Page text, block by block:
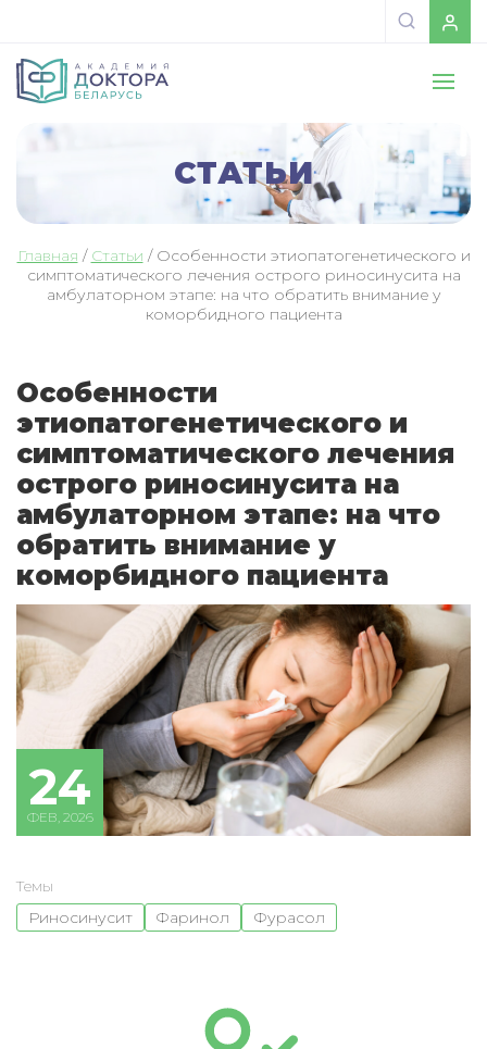
СТАТЬИ
Главная / Статьи / Особенности этиопатогенетического и
симптоматического лечения острого риносинусита на
амбулаторном этапе: на что обратить внимание у
коморбидного пациента
Особенности
этиопатогенетического и
симптоматического лечения
острого риносинусита на
амбулаторном этапе: на что
обратить внимание у
коморбидного пациента
24
ФЕВ, 2026
Темы
Риносинусит
Фаринол Фурасол